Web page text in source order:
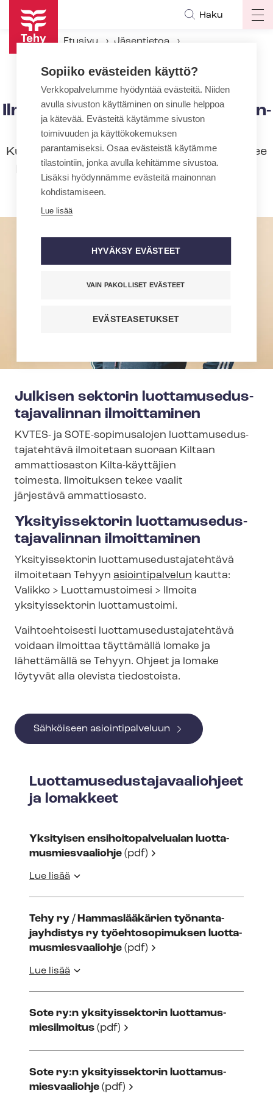
Hyppää
pääsisältöön
Haku
Etusivu
Jäsentietoa
Ilmoitus luot­ta­muse­dus­ta­ja­va­lin­nas­ta Tehyyn
Ilmoitus luot­ta­muse­dus­ta­ja­va­lin­
nas­ta Tehyyn
Kun luot­ta­muse­dus­ta­ja­vaa­lit on käyty, tulee
luot­ta­muse­dus­ta­jan valinnasta ilmoittaa
Julkisen sektorin luot­ta­muse­dus­
ta­ja­va­lin­nan ilmoittaminen
KVTES- ja SOTE-​sopimusalojen luot­ta­muse­dus­
ta­ja­teh­tä­vä ilmoitetaan suoraan Kiltaan
ammattiosaston Kilta-käyttäjien
toimesta. Ilmoituksen tekee vaalit
järjestävä ammattiosasto.
Yksityissektorin luot­ta­muse­dus­
ta­ja­va­lin­nan ilmoittaminen
Yksityissektorin luot­ta­muse­dus­ta­ja­teh­tä­vä
ilmoitetaan Tehyyn asiointipalvelun kautta:
Valikko > Luottamustoimesi > Ilmoita
yksityissektorin luottamustoimi.
Vaihtoehtoisesti luot­ta­muse­dus­ta­ja­teh­tä­vä
voidaan ilmoittaa täyttämällä lomake ja
lähettämällä se Tehyyn. Ohjeet ja lomake
löytyvät alla olevista tiedostoista.
Sähköiseen asiointipalveluun
Luot­ta­muse­dus­ta­ja­vaa­lioh­jeet
ja lomakkeet
Yksityisen en­si­hoi­to­pal­ve­lua­lan luot­ta­
mus­mies­vaa­lioh­je (pdf)
Lue lisää
Tehy ry / Hammaslääkärien työ­nan­ta­
jayh­dis­tys ry työehtosopimuksen luot­ta­
mus­mies­vaa­lioh­je (pdf)
Lue lisää
Sote ry:n yksityissektorin luot­ta­mus­
mie­sil­moi­tus (pdf)
Sote ry:n yksityissektorin luot­ta­mus­
mies­vaa­lioh­je (pdf)
Sopiiko evästeiden käyttö?
Verkkopalvelumme hyödyntää evästeitä. Niiden
avulla sivuston käyttäminen on sinulle helppoa
ja kätevää. Evästeitä käytämme sivuston
toimivuuden ja käyttökokemuksen
parantamiseksi. Osaa evästeistä käytämme
tilastointiin, jonka avulla kehitämme sivustoa.
Lisäksi hyödynnämme evästeitä mainonnan
kohdistamiseen.
Lue lisää
HYVÄKSY EVÄSTEET
VAIN PAKOLLISET EVÄSTEET
EVÄSTEASETUKSET